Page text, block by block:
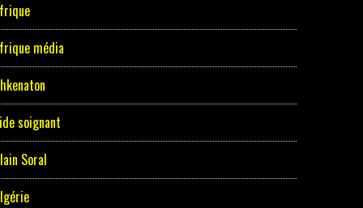
média
soignant
Soral